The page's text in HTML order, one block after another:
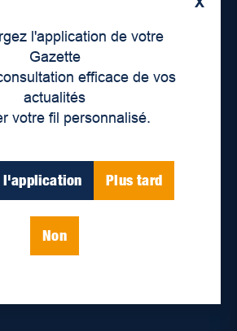
l'application de votre
Gazette
efficace de vos
actualités
votre fil personnalisé.
Plus tard
Non